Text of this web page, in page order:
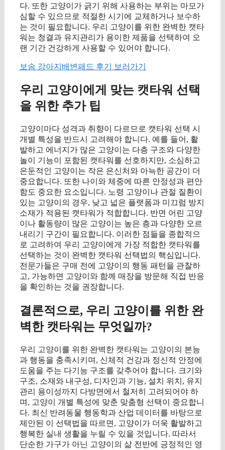
다. 또한 고양이가 긁기 위해 사용하는 부위는 마모가
심할 수 있으므로 적절한 시기에 교체하거나 보수하
는 것이 필요합니다. 우리 고양이를 위한 완벽한 캣타
워는 청결과 유지관리가 용이한 제품을 선택하여 오
랜 기간 건강하게 사용할 수 있어야 합니다.
보솜 강아지배변패드 후기 보러가기
우리 고양이에게 맞는 캣타워 선택
을 위한 추가 팁
고양이마다 성격과 취향이 다르므로 캣타워 선택 시
개별 특성을 반드시 고려해야 합니다. 예를 들어, 활
발하고 에너지가 많은 고양이는 다층 구조와 다양한
놀이 기능이 포함된 캣타워를 선호하지만, 소심하고
은둔적인 고양이는 작은 은신처와 아늑한 공간이 더
중요합니다. 또한 나이와 체중에 따른 안정성과 편안
함도 중요한 요소입니다. 노령 고양이나 관절 질환이
있는 고양이의 경우, 낮고 넓은 플랫폼과 미끄럼 방지
소재가 적용된 캣타워가 적합합니다. 반면 어린 고양
이나 활동량이 많은 고양이는 높은 층과 다양한 오르
내리기 구간이 필요합니다. 이러한 점들을 종합적으
로 고려하여 우리 고양이에게 가장 적합한 캣타워를
선택하는 것이 완벽한 캣타워 선택법의 핵심입니다.
전문가들은 구매 전에 고양이의 행동 패턴을 관찰하
고, 가능하면 고양이와 함께 매장을 방문해 직접 반응
을 확인하는 것을 권장합니다.
결론적으로, 우리 고양이를 위한 완
벽한 캣타워는 무엇일까?
우리 고양이를 위한 완벽한 캣타워는 고양이의 본능
과 행동을 충족시키며, 신체적 건강과 정신적 안정에
도움을 주는 다기능 구조를 갖추어야 합니다. 크기와
구조, 소재와 내구성, 디자인과 기능, 설치 위치, 유지
관리 용이성까지 다방면에서 철저히 고려되어야 하
며, 고양이 개별 특성에 맞춘 맞춤형 선택이 중요합니
다. 최신 반려동물 행동학과 산업 데이터를 바탕으로
제안된 이 선택법을 따르면, 고양이가 더욱 활발하고
행복한 실내 생활을 누릴 수 있을 것입니다. 따라서
단순한 가구가 아닌 고양이의 삶 전반에 긍정적인 영